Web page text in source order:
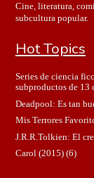
Cine, literatura,
subcultura popular.
Hot Topics
Series de ciencia
subproductos de 13
Deadpool: Es tan
Mis Terrores
J.R.R.Tolkien: El
Carol (2015)(6)